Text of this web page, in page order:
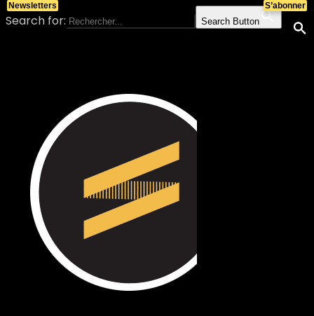
Search for: Search Button
S’abonner
Newsletters